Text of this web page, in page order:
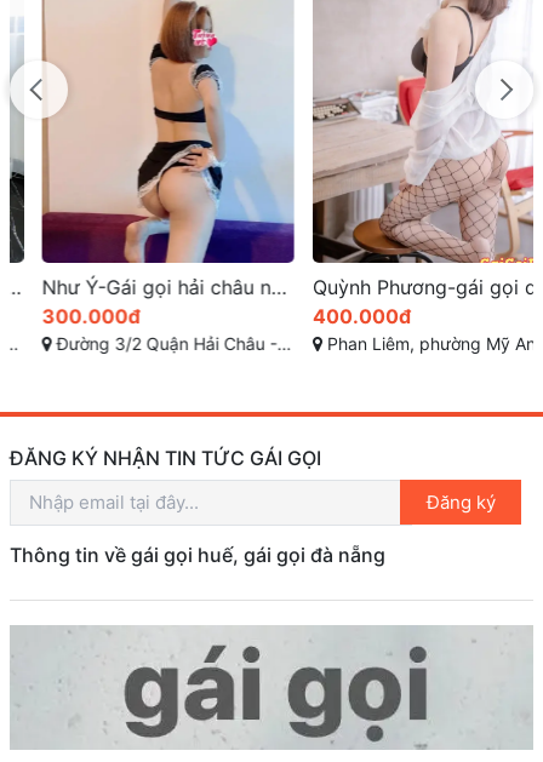
Như Ý-Gái gọi hải châu nét đáng yêu và tràn đầy sự quyến rũ
300.000đ
Đường 3/2 Quận Hải Châu - Đà Nẵng
Quỳnh Phương-gái gọi danang có khuôn mặt xinh dâm
400.000đ
Phan Liêm, phường Mỹ An, Ngũ Hành Sơn, Đà Nẵng
ĐĂNG KÝ NHẬN TIN TỨC GÁI GỌI
Đăng ký
Thông tin về gái gọi huế, gái gọi đà nẵng